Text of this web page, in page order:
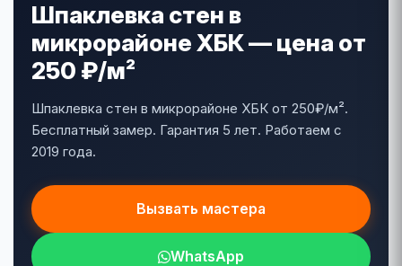
Шпаклевка стен в
микрорайоне ХБК — цена от
250 ₽/м²
Шпаклевка стен в микрорайоне ХБК от 250₽/м².
Бесплатный замер. Гарантия 5 лет. Работаем с
2019 года.
Вызвать мастера
WhatsApp